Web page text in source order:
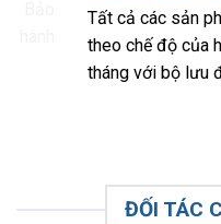
Tất cả các sản
theo chế độ của
tháng với bộ lưu
ĐỐI TÁC